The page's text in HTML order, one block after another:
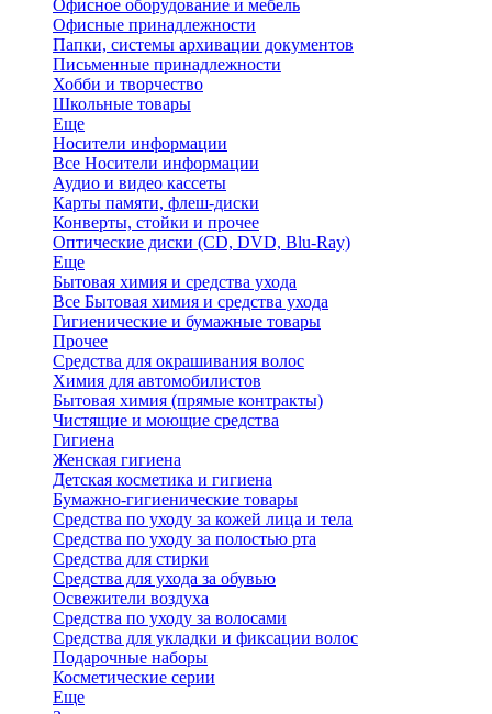
Офисное оборудование и мебель
Офисные принадлежности
Папки, системы архивации документов
Письменные принадлежности
Хобби и творчество
Школьные товары
Еще
Носители информации
Все Носители информации
Аудио и видео кассеты
Карты памяти, флеш-диски
Конверты, стойки и прочее
Оптические диски (CD, DVD, Blu-Ray)
Еще
Бытовая химия и средства ухода
Все Бытовая химия и средства ухода
Гигиенические и бумажные товары
Прочее
Средства для окрашивания волос
Химия для автомобилистов
Бытовая химия (прямые контракты)
Чистящие и моющие средства
Гигиена
Женская гигиена
Детская косметика и гигиена
Бумажно-гигиенические товары
Средства по уходу за кожей лица и тела
Средства по уходу за полостью рта
Средства для стирки
Средства для ухода за обувью
Освежители воздуха
Средства по уходу за волосами
Средства для укладки и фиксации волос
Подарочные наборы
Косметические серии
Еще